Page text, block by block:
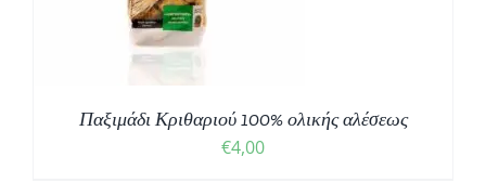
Παξιμάδι Κριθαριού 100% ολικής αλέσεως
€4,00